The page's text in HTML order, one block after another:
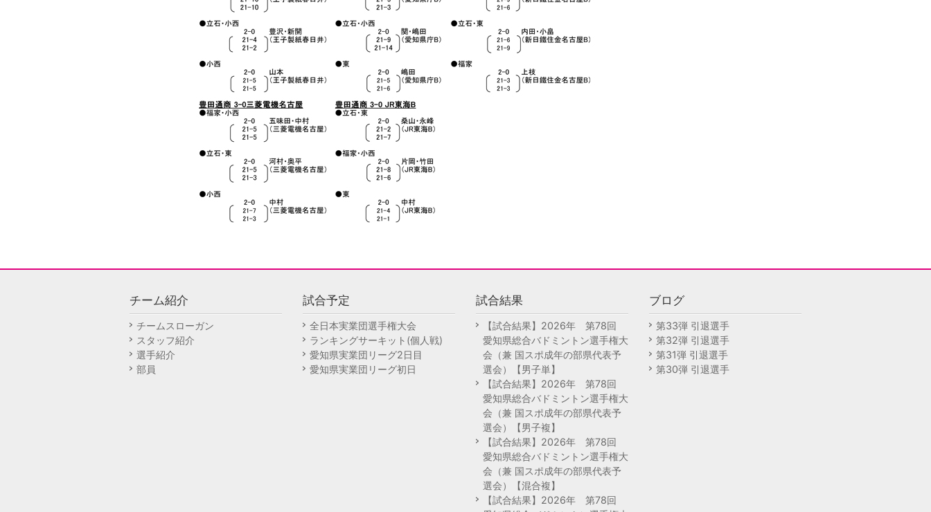
チーム紹介
チームスローガン
スタッフ紹介
選手紹介
部員
試合予定
全日本実業団選手権大会
ランキングサーキット(個人戦)
愛知県実業団リーグ2日目
愛知県実業団リーグ初日
試合結果
【試合結果】2026年 第78回
愛知県総合バドミントン選手権大
会（兼 国スポ成年の部県代表予
選会）【男子単】
【試合結果】2026年 第78回
愛知県総合バドミントン選手権大
会（兼 国スポ成年の部県代表予
選会）【男子複】
【試合結果】2026年 第78回
愛知県総合バドミントン選手権大
会（兼 国スポ成年の部県代表予
選会）【混合複】
【試合結果】2026年 第78回
ブログ
第33弾 引退選手
第32弾 引退選手
第31弾 引退選手
第30弾 引退選手